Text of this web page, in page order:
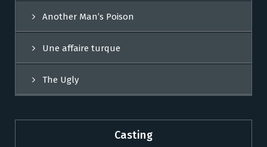
Another Man’s Poison
Une affaire turque
The Ugly
Casting